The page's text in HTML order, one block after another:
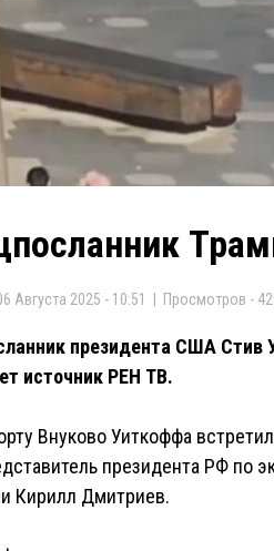
Августа 2025 - 10:51 | Просмотров -
президента США Стив
источник РЕН ТВ.
Внуково Уиткоффа
президента РФ по
Кирилл Дмитриев.